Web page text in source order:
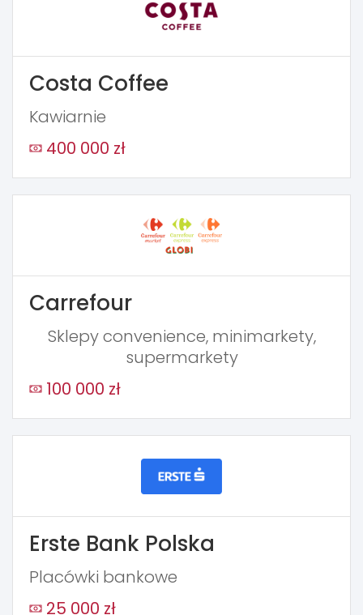
Costa Coffee
Kawiarnie
400 000 zł
Carrefour
Sklepy convenience, minimarkety,
supermarkety
100 000 zł
Erste Bank Polska
Placówki bankowe
25 000 zł